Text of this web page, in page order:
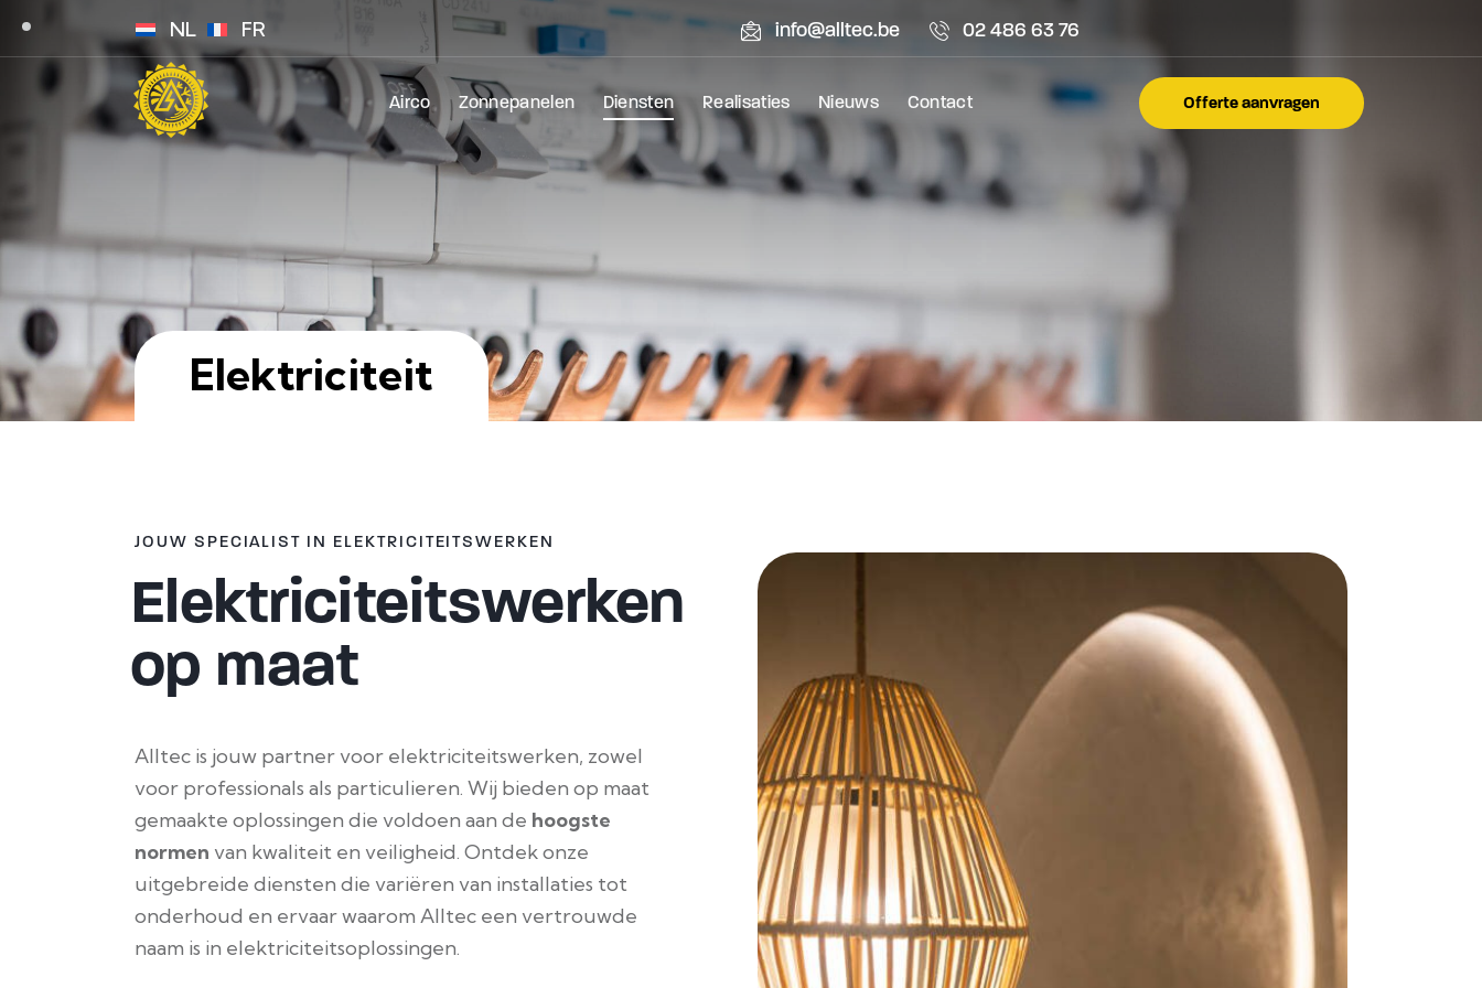
NL FR info@alltec.be 02 486 63 76
Airco Zonnepanelen Diensten Realisaties Nieuws Contact Offerte aanvragen
Elektriciteit
JOUW SPECIALIST IN ELEKTRICITEITSWERKEN
Elektriciteitswerken
op maat
Alltec is jouw partner voor elektriciteitswerken, zowel
voor professionals als particulieren. Wij bieden op maat
gemaakte oplossingen die voldoen aan de hoogste
normen van kwaliteit en veiligheid. Ontdek onze
uitgebreide diensten die variëren van installaties tot
onderhoud en ervaar waarom Alltec een vertrouwde
naam is in elektriciteitsoplossingen.